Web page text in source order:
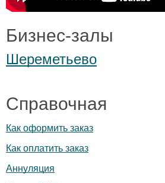
Бизнес-залы
Шереметьево
Справочная
Как оформить заказ
Как оплатить заказ
Аннуляция